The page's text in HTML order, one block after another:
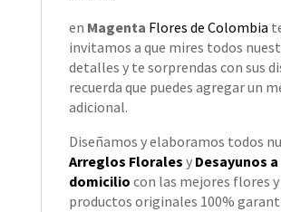
en Magenta Flores de Colombia
invitamos a que mires todos
detalles y te sorprendas con sus
recuerda que puedes agregar un
adicional.
Diseñamos y elaboramos todos
Arreglos Florales y Desayunos a
domicilio con las mejores flores y
productos originales 100%